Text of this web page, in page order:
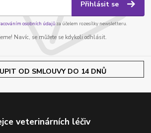
Přihlásit se
osobních údajůza účelem rozesílky newsletteru.
Navíc, se můžete se kdykoli odhlásit.
OD SMLOUVY DO 14 DNŮ
veterinárních léčiv